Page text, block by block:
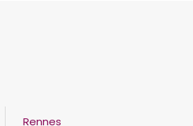
Rennes